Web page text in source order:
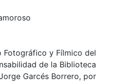
Fotográfico y Fílmico del
de la Biblioteca
Garcés Borrero, por